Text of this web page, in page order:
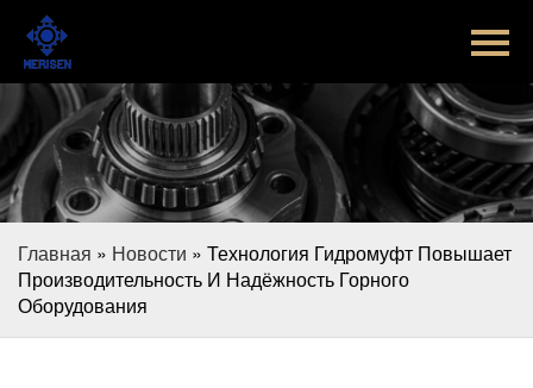
Главная
Продукт
Новости
Случаи
Оборудование завода
Контакты
Главная » Новости » Технология Гидромуфт Повышает
Производительность И Надёжность Горного
Оборудования